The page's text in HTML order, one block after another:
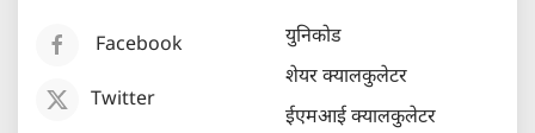
Facebook
Twitter
युनिकोड
शेयर क्यालकुलेटर
ईएमआई क्यालकुलेटर